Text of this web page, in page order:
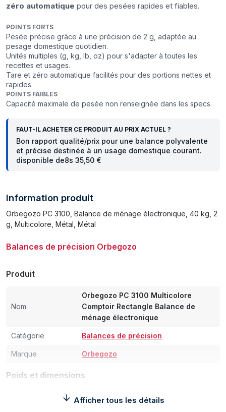
zéro automatique pour des pesées rapides et fiables.
POINTS FORTS
Pesée précise grâce à une précision de 2 g, adaptée au
pesage domestique quotidien.
Unités multiples (g, kg, lb, oz) pour s'adapter à toutes les
recettes et usages.
Tare et zéro automatique facilités pour des portions nettes et
rapides.
POINTS FAIBLES
Capacité maximale de pesée non renseignée dans les specs.
FAUT-IL ACHETER CE PRODUIT AU PRIX ACTUEL ?
Bon rapport qualité/prix pour une balance polyvalente
et précise destinée à un usage domestique courant.
disponible de8s 35,50 €
Information produit
Orbegozo PC 3100, Balance de ménage électronique, 40 kg, 2
g, Multicolore, Métal, Métal
Balances de précision Orbegozo
Produit
Nom
Orbegozo PC 3100 Multicolore
Comptoir Rectangle Balance de
ménage électronique
Catégorie Balances de précision
Marque Orbegozo
Poids et dimensions
170 mm
Afficher tous les détails